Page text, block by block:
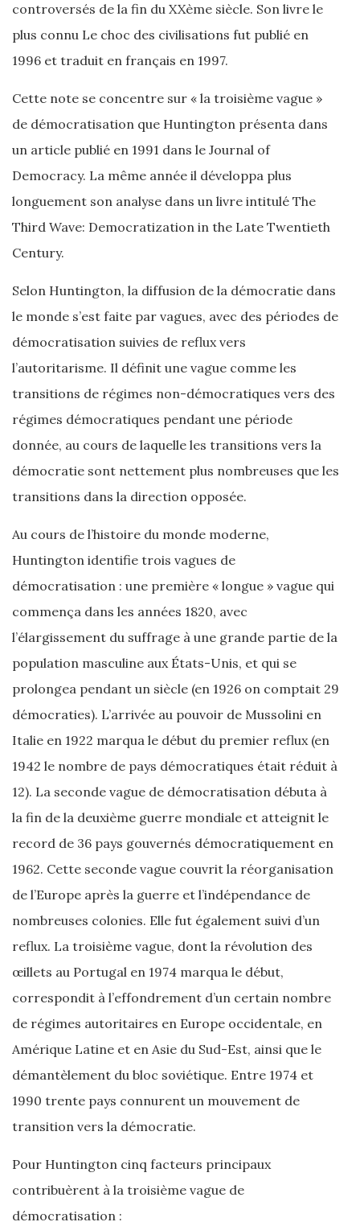
controversés de la fin du XXème siècle. Son livre le
plus connu Le choc des civilisations fut publié en
1996 et traduit en français en 1997.
Cette note se concentre sur « la troisième vague »
de démocratisation que Huntington présenta dans
un article publié en 1991 dans le Journal of
Democracy. La même année il développa plus
longuement son analyse dans un livre intitulé The
Third Wave: Democratization in the Late Twentieth
Century.
Selon Huntington, la diffusion de la démocratie dans
le monde s’est faite par vagues, avec des périodes de
démocratisation suivies de reflux vers
l’autoritarisme. Il définit une vague comme les
transitions de régimes non-démocratiques vers des
régimes démocratiques pendant une période
donnée, au cours de laquelle les transitions vers la
démocratie sont nettement plus nombreuses que les
transitions dans la direction opposée.
Au cours de l’histoire du monde moderne,
Huntington identifie trois vagues de
démocratisation : une première « longue » vague qui
commença dans les années 1820, avec
l’élargissement du suffrage à une grande partie de la
population masculine aux États-Unis, et qui se
prolongea pendant un siècle (en 1926 on comptait 29
démocraties). L’arrivée au pouvoir de Mussolini en
Italie en 1922 marqua le début du premier reflux (en
1942 le nombre de pays démocratiques était réduit à
12). La seconde vague de démocratisation débuta à
la fin de la deuxième guerre mondiale et atteignit le
record de 36 pays gouvernés démocratiquement en
1962. Cette seconde vague couvrit la réorganisation
de l’Europe après la guerre et l’indépendance de
nombreuses colonies. Elle fut également suivi d’un
reflux. La troisième vague, dont la révolution des
œillets au Portugal en 1974 marqua le début,
correspondit à l’effondrement d’un certain nombre
de régimes autoritaires en Europe occidentale, en
Amérique Latine et en Asie du Sud-Est, ainsi que le
démantèlement du bloc soviétique. Entre 1974 et
1990 trente pays connurent un mouvement de
transition vers la démocratie.
Pour Huntington cinq facteurs principaux
contribuèrent à la troisième vague de
démocratisation :